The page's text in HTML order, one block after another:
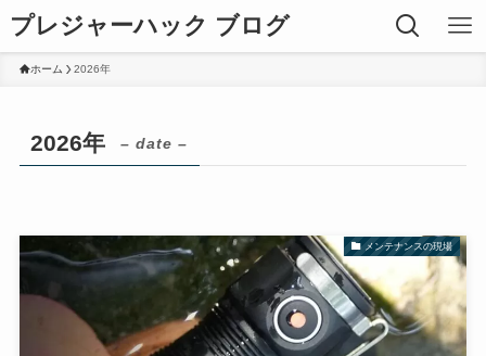
プレジャーハック ブログ
ホーム 2026年
2026年 – date –
メンテナンスの現場